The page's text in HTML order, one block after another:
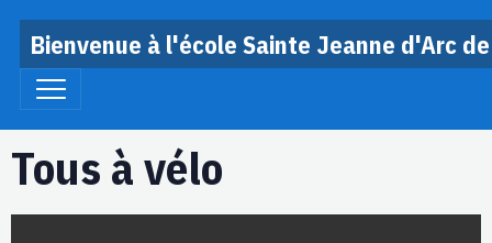
Bienvenue à l'école Sainte Jeanne d'Arc
Tous à vélo